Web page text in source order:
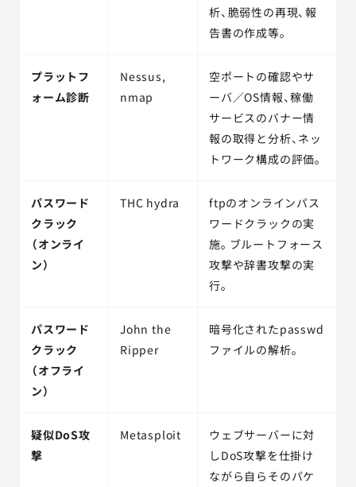
析、脆弱性の再現、報
告書の作成等。
プラットフ
ォーム診断
Nessus,
nmap
空ポートの確認やサ
ーバ／OS情報、稼働
サービスのバナー情
報の取得と分析、ネッ
トワーク構成の評価。
パスワード
クラック
（オンライ
ン）
THC hydra
ftpのオンラインパス
ワードクラックの実
施。ブルートフォース
攻撃や辞書攻撃の実
行。
パスワード
クラック
（オフライ
ン）
John the
Ripper
暗号化されたpasswd
ファイルの解析。
疑似DoS攻
撃
Metasploit
ウェブサーバーに対
しDoS攻撃を仕掛け
ながら自らそのパケ